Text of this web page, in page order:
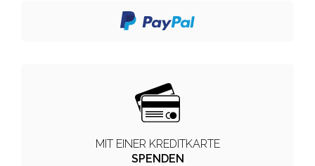
MIT EINER KREDITKARTE
SPENDEN